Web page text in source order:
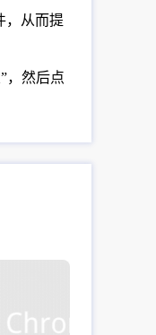
，从而提
，然后点